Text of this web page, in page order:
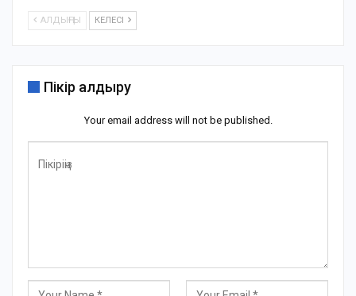
АЛДЫҢҒЫ КЕЛЕСІ
Пікір қалдыру
Your email address will not be published.